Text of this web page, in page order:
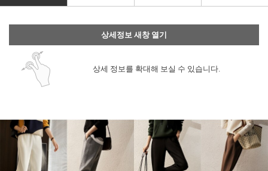
상세정보 새창 열기
상세 정보를 확대해 보실 수 있습니다.